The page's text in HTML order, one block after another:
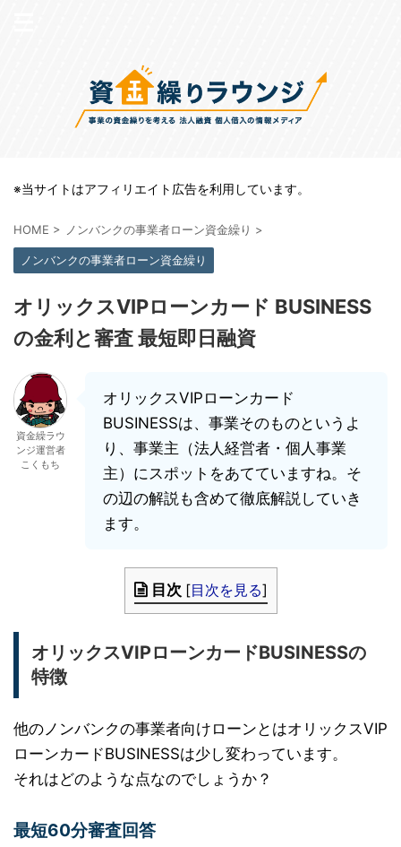
※当サイトはアフィリエイト広告を利用しています。
HOME > ノンバンクの事業者ローン資金繰り >
ノンバンクの事業者ローン資金繰り
オリックスVIPローンカード BUSINESS
の金利と審査 最短即日融資
資金繰ラウ
ンジ運営者
こくもち
オリックスVIPローンカード
BUSINESSは、事業そのものというよ
り、事業主（法人経営者・個人事業
主）にスポットをあてていますね。そ
の辺の解説も含めて徹底解説していき
ます。
目次 [目次を見る]
オリックスVIPローンカードBUSINESSの
特徴
他のノンバンクの事業者向けローンとはオリックスVIP
ローンカードBUSINESSは少し変わっています。
それはどのような点なのでしょうか？
最短60分審査回答